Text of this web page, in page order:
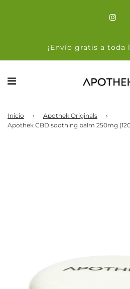
¡Envío gratis a toda
Inicio › Apothek Originals
›
Apothek CBD soothing balm 250mg